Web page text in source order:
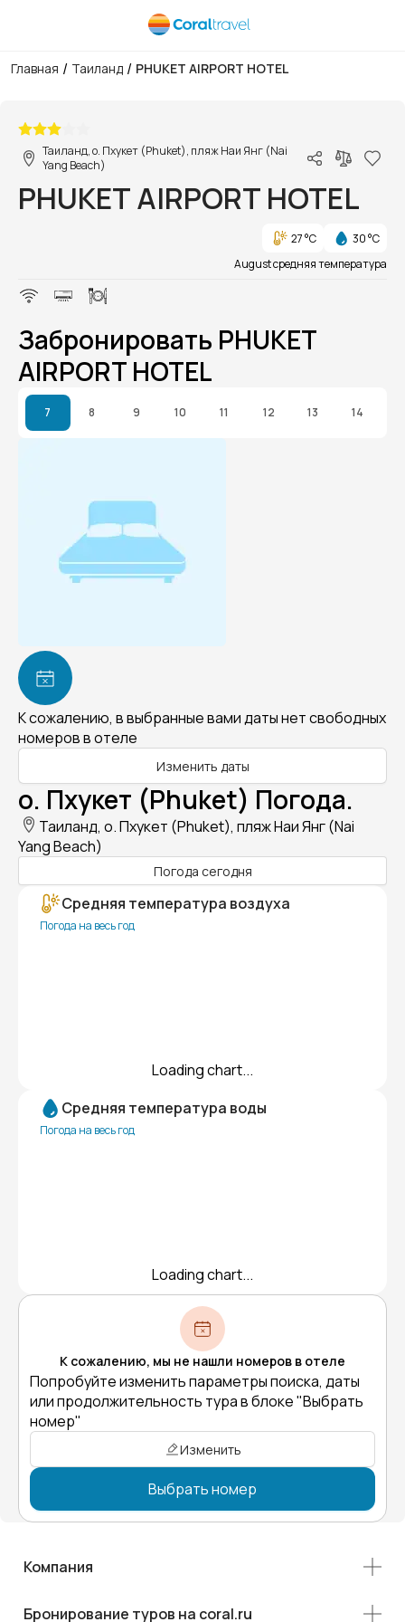
Главная / Таиланд / PHUKET AIRPORT HOTEL
Таиланд, о. Пхукет (Phuket), пляж Наи Янг (Nai
Yang Beach)
PHUKET AIRPORT HOTEL
27 °C
30 °C
August средняя температура
Забронировать PHUKET
AIRPORT HOTEL
7 8 9 10 11 12 13 14
К сожалению, в выбранные вами даты нет свободных
номеров в отеле
Изменить даты
о. Пхукет (Phuket) Погода.
Таиланд, о. Пхукет (Phuket), пляж Наи Янг (Nai
Yang Beach)
Погода сегодня
Средняя температура воздуха
Погода на весь год
Loading chart...
Средняя температура воды
Погода на весь год
Loading chart...
К сожалению, мы не нашли номеров в отеле
Попробуйте изменить параметры поиска, даты
или продолжительность тура в блоке "Выбрать
номер"
Изменить
Выбрать номер
Компания
Бронирование туров на coral.ru